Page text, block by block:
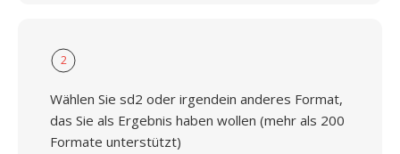
2
Wählen Sie sd2 oder irgendein anderes Format,
das Sie als Ergebnis haben wollen (mehr als 200
Formate unterstützt)